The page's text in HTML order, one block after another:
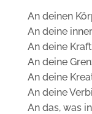
An deinen
An deine
An deine
An deine
An deine
An deine
An das, was